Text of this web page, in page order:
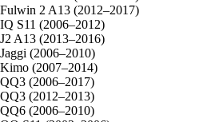
Fulwin 2 A13 (2012–2017)
IQ S11 (2006–2012)
J2 A13 (2013–2016)
Jaggi (2006–2010)
Kimo (2007–2014)
QQ3 (2006–2017)
QQ3 (2012–2013)
QQ6 (2006–2010)